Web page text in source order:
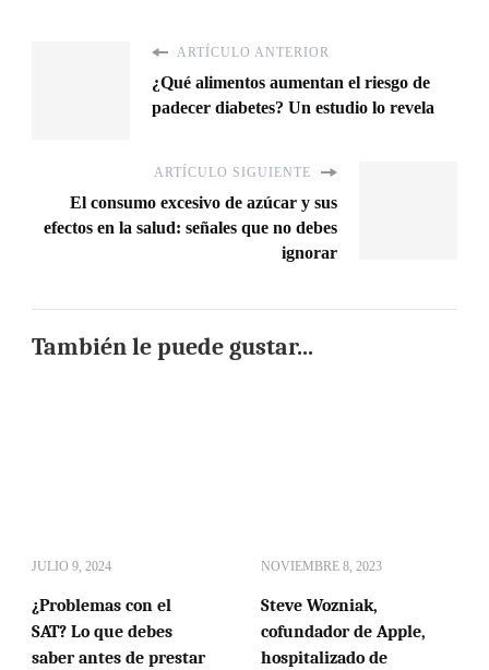
ARTÍCULO ANTERIOR
¿Qué alimentos aumentan el riesgo de
padecer diabetes? Un estudio lo revela
ARTÍCULO SIGUIENTE
El consumo excesivo de azúcar y sus
efectos en la salud: señales que no debes
ignorar
También le puede gustar...
JULIO 9, 2024
¿Problemas con el
SAT? Lo que debes
saber antes de prestar
NOVIEMBRE 8, 2023
Steve Wozniak,
cofundador de Apple,
hospitalizado de